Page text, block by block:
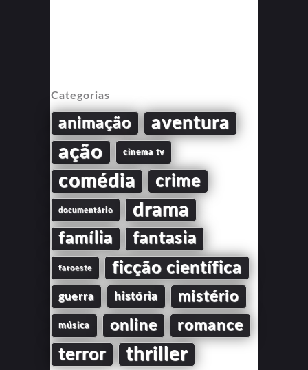
Categorias
animação aventura
ação cinema tv
comédia crime
documentário drama
família fantasia
faroeste ficção científica
guerra história mistério
música online romance
terror thriller